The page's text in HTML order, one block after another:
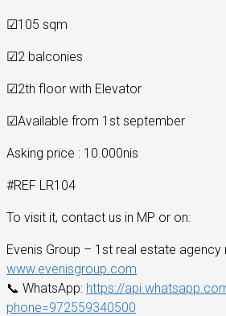
☑105 sqm
☑2 balconies
☑2th floor with Elevator
☑Available from 1st september
Asking price : 10.000nis
#REF LR104
To visit it, contact us in MP or on:
Evenis Group – 1st real estate agency
www.evenisgroup.com
📞 WhatsApp: https://
phone=972559340500